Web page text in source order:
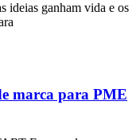
ideias ganham vida e os
marca para PME